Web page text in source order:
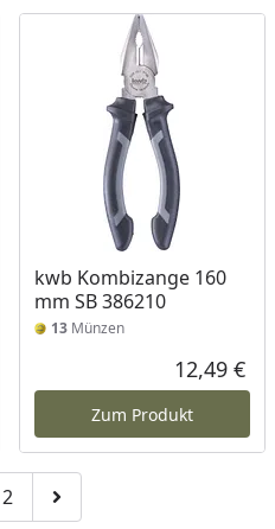
Preis
kwb Kombizange 160
mm SB 386210
13Münzen
12,49 €
Zum Produkt
Zu Seite 2
2 Zur nächsten Seite